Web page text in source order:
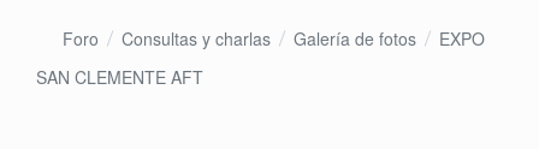
Foro Consultas y charlas Galería de fotos
EXPO
SAN CLEMENTE AFT